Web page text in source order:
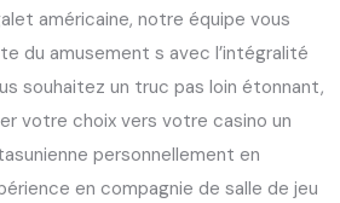
américaine, notre équipe vous
du amusement s avec l’intégralité
souhaitez un truc pas loin étonnant,
votre choix vers votre casino un
personnellement en
en compagnie de salle de jeu